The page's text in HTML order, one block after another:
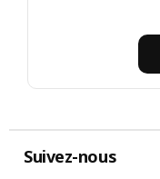
Suivez-nous